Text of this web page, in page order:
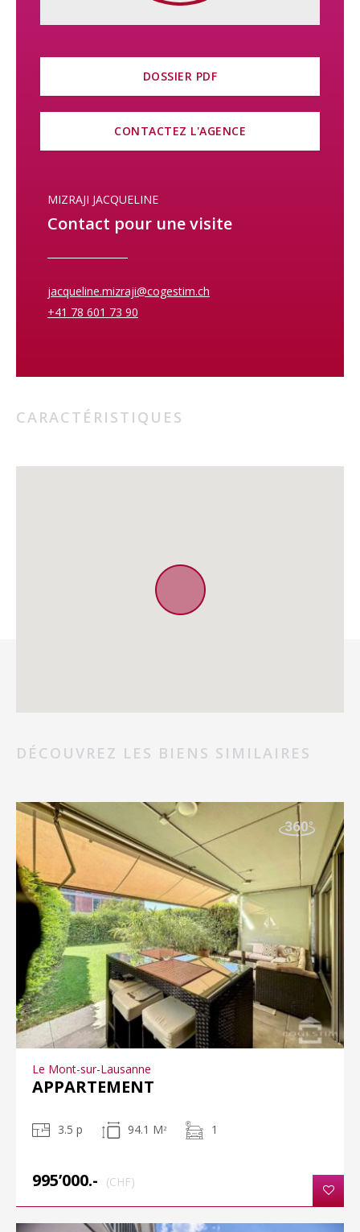
viennent compléter idéalement ce bien.
– Production de chaleur par une pompe à chaleur (PAC) avec
freecooling en été
– Panneaux solaires photovoltaïques (~ 78 m²)
– Fenêtres et portes-fenêtres en PVC blanc, double et triple
électrique
– Ventilation simple flux
N’hésitez pas à nous contacter sans plus attendre pour plus
DOSSIER PDF
CONTACTEZ L'AGENCE
MIZRAJI JACQUELINE
Contact pour une visite
jacqueline.mizraji@cogestim.ch
+41 78 601 73 90
CARACTÉRISTIQUES
DÉCOUVREZ LES BIENS SIMILAIRES
Le Mont-sur-Lausanne
APPARTEMENT
3.5 p 94.1 M2 1
995’000.- (CHF)